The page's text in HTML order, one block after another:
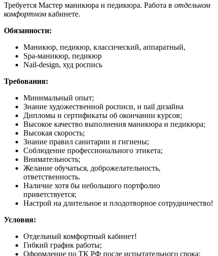
Требуется Мастер маникюра и педикюра. Работа в отдельном
комфортном кабинете.
Обязанности:
Маникюр, педикюр, классический, аппаратный,
Spa-маникюр, педикюр
Nail-design, худ роспись
Требования:
Минимальный опыт;
Знание художественной росписи, и nail дизайна
Дипломы и сертификаты об окончании курсов;
Высокое качество выполнения маникюра и педикюра;
Высокая скорость;
Знание правил санитарии и гигиены;
Соблюдение профессионального этикета;
Внимательность;
Желание обучаться, доброжелательность,
ответственность.
Наличие хотя бы небольшого портфолио
приветствуется;
Настрой на длительное и плодотворное сотрудничество!
Условия:
Отдельный комфортный кабинет!
Гибкий график работы;
Оформление по ТК РФ после испытательного срока;